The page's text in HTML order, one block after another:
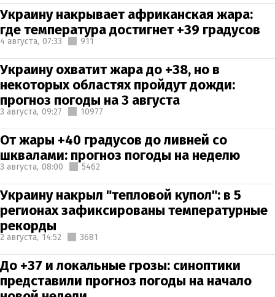
Украину накрывает африканская жара:
где температура достигнет +39 градусов
4 августа, 07:33 911
Украину охватит жара до +38, но в
некоторых областях пройдут дожди:
прогноз погоды на 3 августа
3 августа, 09:27 10977
От жары +40 градусов до ливней со
шквалами: прогноз погоды на неделю
3 августа, 08:00 5462
Украину накрыл "тепловой купол": в 5
регионах зафиксированы температурные
рекорды
2 августа, 14:52 3681
До +37 и локальные грозы: синоптики
представили прогноз погоды на начало